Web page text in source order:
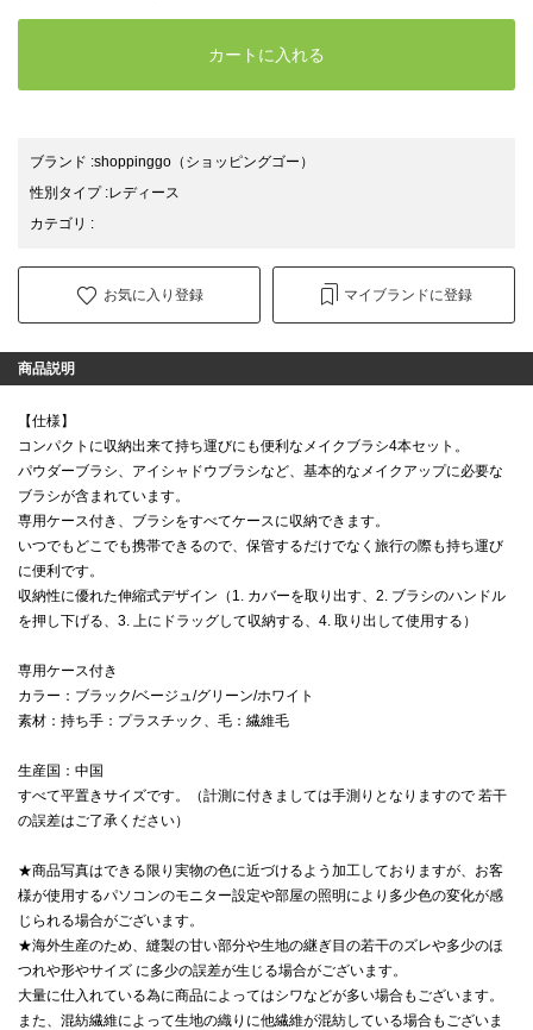
カートに入れる
ブランド :shoppinggo （ショッピングゴー）
性別タイプ:レディース
カテゴリ :
お気に入り登録 マイブランドに登録
商品説明
【仕様】
コンパクトに収納出来て持ち運びにも便利なメイクブラシ4本セット。
パウダーブラシ、アイシャドウブラシなど、基本的なメイクアップに必要な
ブラシが含まれています。
専用ケース付き、ブラシをすべてケースに収納できます。
いつでもどこでも携帯できるので、保管するだけでなく旅行の際も持ち運び
に便利です。
収納性に優れた伸縮式デザイン（1. カバーを取り出す、2. ブラシのハンドル
を押し下げる、3. 上にドラッグして収納する、4. 取り出して使用する）
専用ケース付き
カラー：ブラック/ベージュ/グリーン/ホワイト
素材：持ち手：プラスチック、毛：繊維毛
生産国：中国
すべて平置きサイズです。（計測に付きましては手測りとなりますので 若干
の誤差はご了承ください）
★商品写真はできる限り実物の色に近づけるよう加工しておりますが、お客
様が使用するパソコンのモニター設定や部屋の照明により多少色の変化が感
じられる場合がございます。
★海外生産のため、縫製の甘い部分や生地の継ぎ目の若干のズレや多少のほ
つれや形やサイズ に多少の誤差が生じる場合がございます。
大量に仕入れている為に商品によってはシワなどが多い場合もございます。
また、混紡繊維によって生地の織りに他繊維が混紡している場合もございま